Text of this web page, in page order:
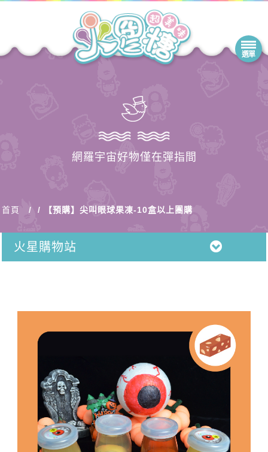
網羅宇宙好物僅在彈指間
首頁 【預購】尖叫眼球果凍-10盒以上團購
火星購物站